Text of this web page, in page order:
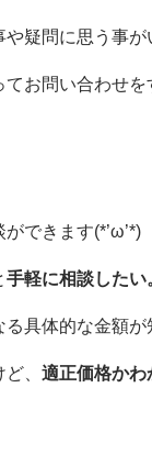
疑問に思う事が
お問い合わせ
できます(*’ω’*)
手軽に相談したい
る具体的な金額が
、 適正価格かわ